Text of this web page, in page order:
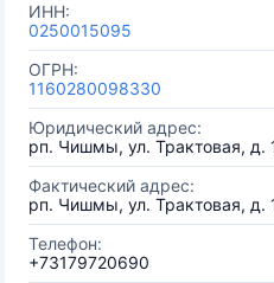
ИНН:
0250015095
ОГРН:
1160280098330
Юридический адрес:
рп. Чишмы, ул. Трактовая, д.
Фактический адрес:
рп. Чишмы, ул. Трактовая, д.
Телефон:
+73179720690